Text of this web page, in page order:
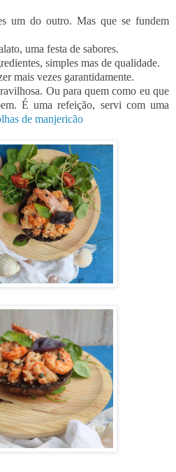
um do outro. Mas que se fundem
uma festa de sabores.
simples mas de qualidade.
mais vezes garantidamente.
Ou para quem como eu que
É uma refeição, servi com uma
de manjericão